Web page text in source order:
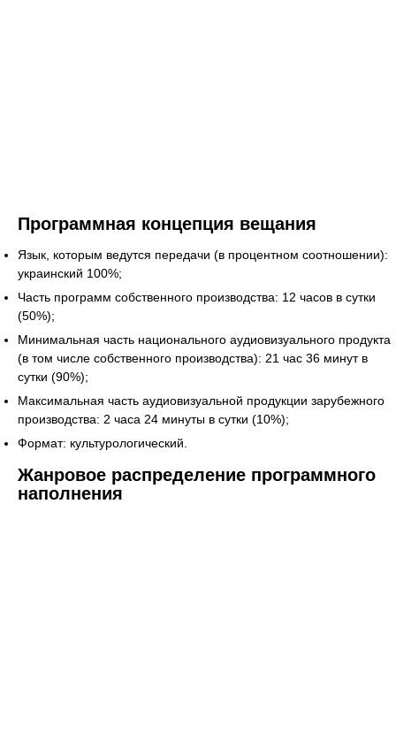
Программная концепция вещания
Язык, которым ведутся передачи (в процентном соотношении):
украинский 100%;
Часть программ собственного производства: 12 часов в сутки
(50%);
Минимальная часть национального аудиовизуального продукта
(в том числе собственного производства): 21 час 36 минут в
сутки (90%);
Максимальная часть аудиовизуальной продукции зарубежного
производства: 2 часа 24 минуты в сутки (10%);
Формат: культурологический.
Жанровое распределение программного
наполнения